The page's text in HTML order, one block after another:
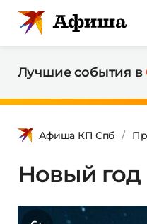
Лучшие события в
Афиша КП Спб
Новый год